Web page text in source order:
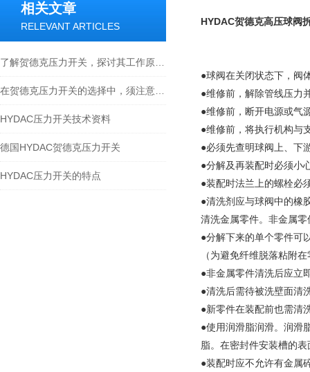
相关文章
RELEVANT ARTICLES
HYDAC压力开关技术资料
德国HYDAC贺德克压力开关
HYDAC压力开关的特点
HYDAC贺德克高压球阀
●球阀在关闭状态下，阀
●维修前，解除管线压力
●维修前，断开电源或气
●维修前，将执行机构与
●必须先查明球阀上、下
●分解及再装配时必须小
●装配时法兰上的螺栓必
●清洗剂应与球阀中的橡
清洗金属零件。非金属
●分解下来的单个零件可
（为避免纤维脱落粘附
●非金属零件清洗后应立
●清洗后需待被洗壁面清
●新零件在装配前也需清
●使用润滑脂润滑。润滑
脂。在密封件安装槽的
●装配时应不允许有金属